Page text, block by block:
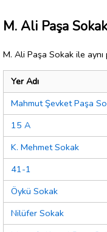
M. Ali Paşa
M. Ali Paşa Sokak ile
Yer Adı
Mahmut Şevket Paşa
15 A
K. Mehmet Sokak
41-1
Öykü Sokak
Nilüfer Sokak